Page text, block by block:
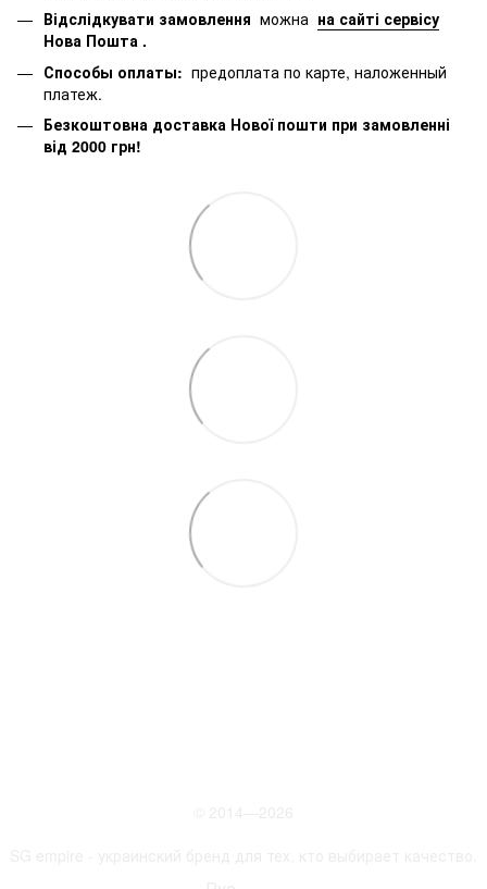
Відслідкувати замовлення можна на сайті сервісу
Нова Пошта .
Способы оплаты: предоплата по карте, наложенный
платеж.
Безкоштовна доставка Нової пошти при замовленні
від 2000 грн!